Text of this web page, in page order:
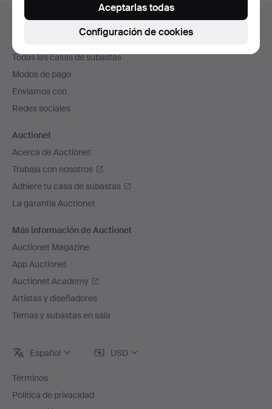
el
pie
de
página
Ayuda y contacto
Contacta con el servicio de atención al cliente
Todas las casas de subastas
Modos de pago
Enviamos con
Redes sociales
Auctionet
Acerca de Auctionet
Trabaja con nosotros
Adhiere tu casa de subastas
La garantía Auctionet
Más información de Auctionet
Auctionet Magazine
App Auctionet
Auctionet Academy
Artistas y diseñadores
Temas y subastas en sala
Español USD
Términos
Política de privacidad
Configuración de cookies
Aceptarlas todas